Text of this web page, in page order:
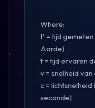
Where:
t' = tijd
Aarde)
t = tijd ervaren
v = snelheid
c =
seconde)